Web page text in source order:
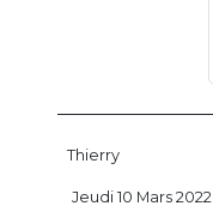
Thierry
Jeudi 10 Mars 2022